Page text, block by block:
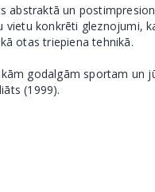
abstraktā un
vietu konkrēti gleznojumi,
otas triepiena tehnikā.
godalgām sportam un
(1999).